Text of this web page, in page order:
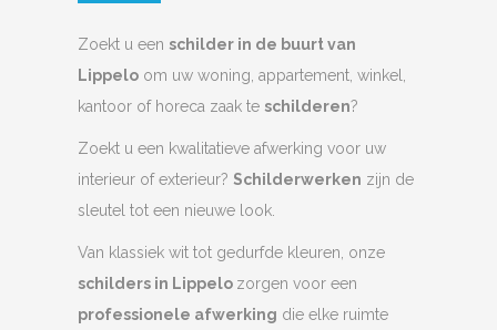
Zoekt u een schilder in de buurt van
Lippelo om uw woning, appartement, winkel,
kantoor of horeca zaak te schilderen?
Zoekt u een kwalitatieve afwerking voor uw
interieur of exterieur? Schilderwerken zijn de
sleutel tot een nieuwe look.
Van klassiek wit tot gedurfde kleuren, onze
schilders in Lippelo zorgen voor een
professionele afwerking die elke ruimte